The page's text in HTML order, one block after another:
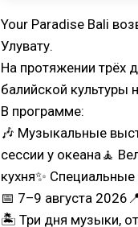
Your Paradise Bali
Улувату.
На протяжении трёх
балийской культуры
В программе:
🎶 Музыкальные
сессии у океана🧘
кухня✨
📅 7–9 августа
🏝️ Три дня музыки,